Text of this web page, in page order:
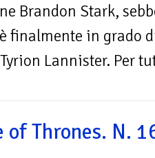
Brandon Stark,
finalmente in grado
Lannister. Per
of Thrones. N.